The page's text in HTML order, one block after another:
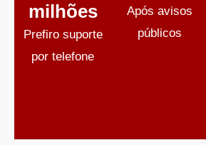
milhões
Prefiro suporte
por telefone
Após avisos
públicos